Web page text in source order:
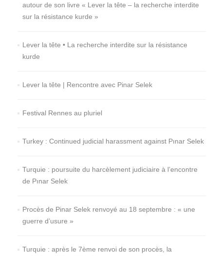
autour de son livre « Lever la tête – la recherche interdite
sur la résistance kurde »
Lever la tête • La recherche interdite sur la résistance
kurde
Lever la tête | Rencontre avec Pinar Selek
Festival Rennes au pluriel
Turkey : Continued judicial harassment against Pınar Selek
Turquie : poursuite du harcèlement judiciaire à l’encontre
de Pınar Selek
Procès de Pinar Selek renvoyé au 18 septembre : « une
guerre d’usure »
Turquie : après le 7ème renvoi de son procès, la